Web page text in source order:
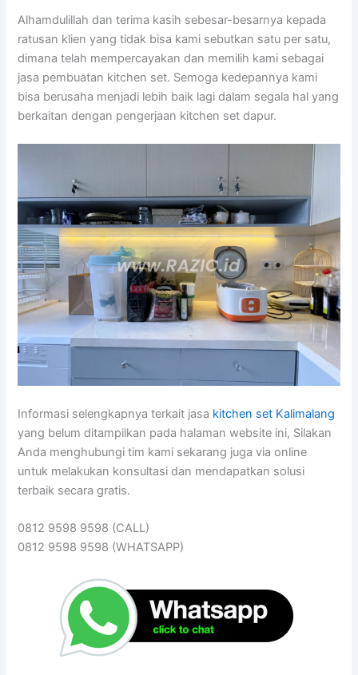
Alhamdulillah dan terima kasih sebesar-besarnya kepada
ratusan klien yang tidak bisa kami sebutkan satu per satu,
dimana telah mempercayakan dan memilih kami sebagai
jasa pembuatan kitchen set. Semoga kedepannya kami
bisa berusaha menjadi lebih baik lagi dalam segala hal yang
berkaitan dengan pengerjaan kitchen set dapur.
Informasi selengkapnya terkait jasa kitchen set Kalimalang
yang belum ditampilkan pada halaman website ini, Silakan
Anda menghubungi tim kami sekarang juga via online
untuk melakukan konsultasi dan mendapatkan solusi
terbaik secara gratis.
0812 9598 9598 (CALL)
0812 9598 9598 (WHATSAPP)